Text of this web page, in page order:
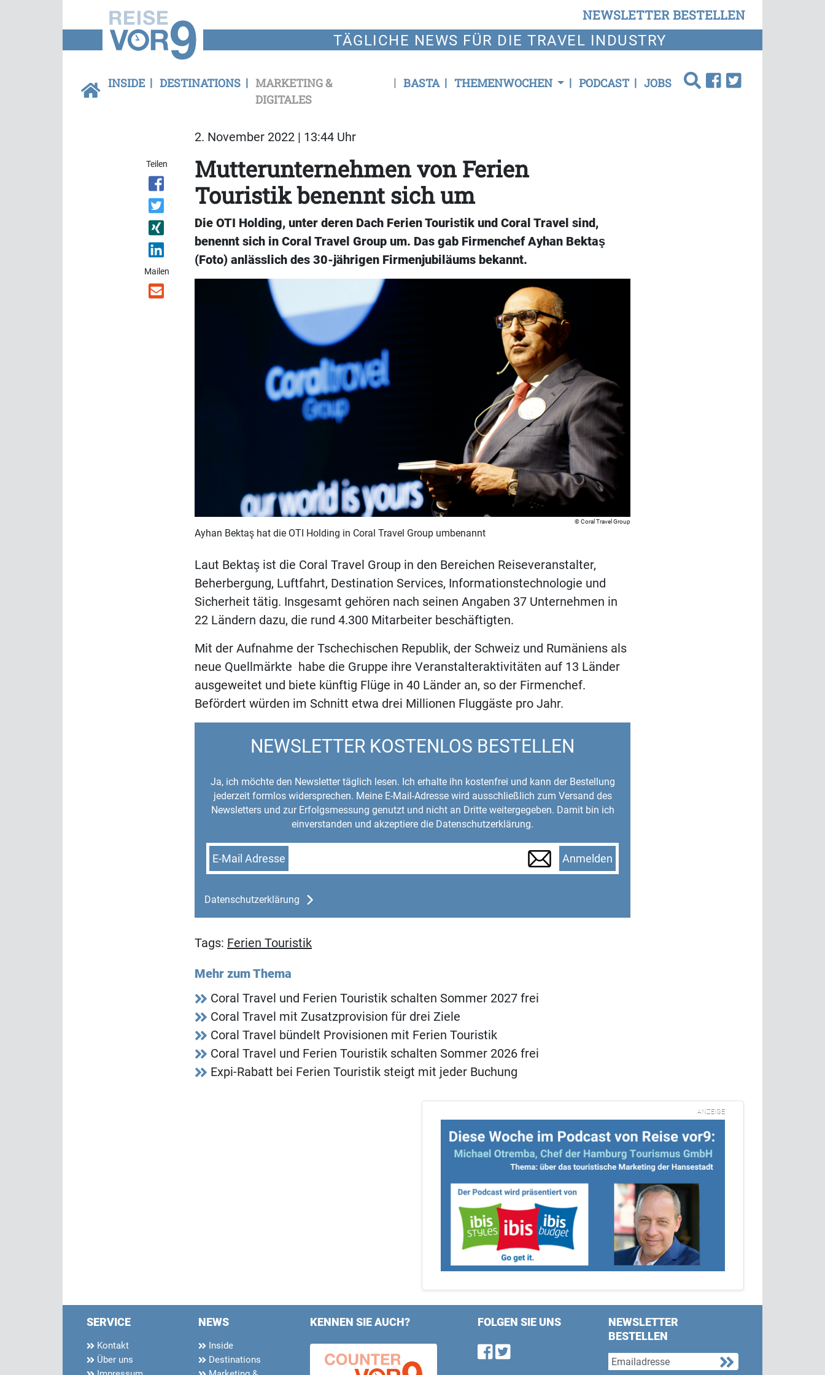
NEWSLETTER BESTELLEN
TÄGLICHE NEWS FÜR DIE TRAVEL INDUSTRY
INSIDE DESTINATIONS
MARKETING &
DIGITALES
BASTA THEMENWOCHEN PODCAST JOBS
2. November 2022 | 13:44 Uhr
Teilen
Mailen
Mutterunternehmen von Ferien
Touristik benennt sich um
Die OTI Holding, unter deren Dach Ferien Touristik und Coral Travel sind,
benennt sich in Coral Travel Group um. Das gab Firmenchef Ayhan Bektaş
(Foto) anlässlich des 30-jährigen Firmenjubiläums bekannt.
Coral Travel Group
Ayhan Bektaş hat die OTI Holding in Coral Travel Group umbenannt
Laut Bektaş ist die Coral Travel Group in den Bereichen Reiseveranstalter,
Beherbergung, Luftfahrt, Destination Services, Informationstechnologie und
Sicherheit tätig. Insgesamt gehören nach seinen Angaben 37 Unternehmen in
22 Ländern dazu, die rund 4.300 Mitarbeiter beschäftigten.
Mit der Aufnahme der Tschechischen Republik, der Schweiz und Rumäniens als
neue Quellmärkte habe die Gruppe ihre Veranstalteraktivitäten auf 13 Länder
ausgeweitet und biete künftig Flüge in 40 Länder an, so der Firmenchef.
Befördert würden im Schnitt etwa drei Millionen Fluggäste pro Jahr.
NEWSLETTER KOSTENLOS BESTELLEN
Ja, ich möchte den Newsletter täglich lesen. Ich erhalte ihn kostenfrei und kann der Bestellung
jederzeit formlos widersprechen. Meine E-Mail-Adresse wird ausschließlich zum Versand des
Newsletters und zur Erfolgsmessung genutzt und nicht an Dritte weitergegeben. Damit bin ich
einverstanden und akzeptiere die Datenschutzerklärung.
E-Mail Adresse Anmelden
Datenschutzerklärung
Tags: Ferien Touristik
Mehr zum Thema
Coral Travel und Ferien Touristik schalten Sommer 2027 frei
Coral Travel mit Zusatzprovision für drei Ziele
Coral Travel bündelt Provisionen mit Ferien Touristik
Coral Travel und Ferien Touristik schalten Sommer 2026 frei
Expi-Rabatt bei Ferien Touristik steigt mit jeder Buchung
ANZEIGE
SERVICE
Kontakt
Über uns
NEWS
Inside
Destinations
KENNEN SIE AUCH? FOLGEN SIE UNS
Find us on Facebook
Follow us on Twitter
NEWSLETTER
BESTELLEN